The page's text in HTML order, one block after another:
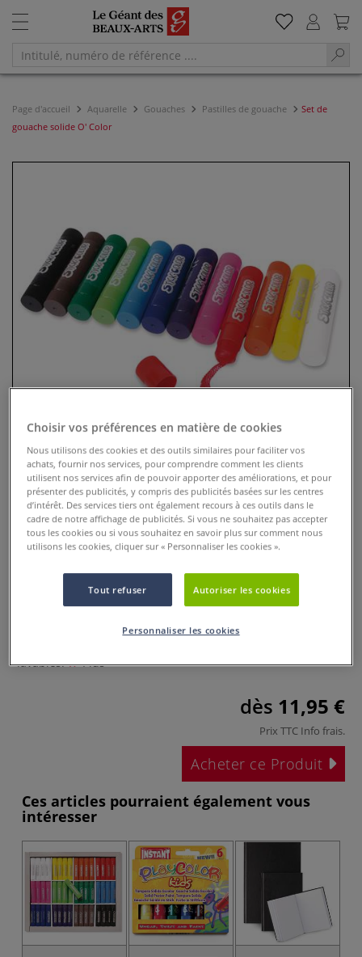
Page d'accueil Aquarelle Gouaches Pastilles de gouache
Set de
gouache solide O' Color
0 Commentaires
Sur le principe du bâton de colle, très pratique pour
lavables.
Plus
dès 11,95 €
Prix TTC Info frais.
Acheter ce Produit
Ces articles pourraient également vous
intéresser
Choisir vos préférences en matière de cookies
Nous utilisons des cookies et des outils similaires pour faciliter vos
achats, fournir nos services, pour comprendre comment les clients
utilisent nos services afin de pouvoir apporter des améliorations, et pour
présenter des publicités, y compris des publicités basées sur les centres
d’intérêt. Des services tiers ont également recours à ces outils dans le
cadre de notre affichage de publicités. Si vous ne souhaitez pas accepter
tous les cookies ou si vous souhaitez en savoir plus sur comment nous
utilisons les cookies, cliquer sur « Personnaliser les cookies ».
Tout refuser Autoriser les cookies
Personnaliser les cookies